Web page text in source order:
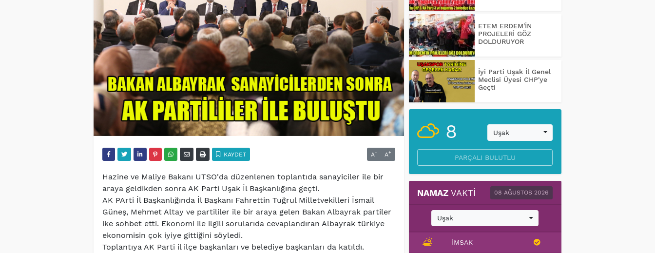
KAYDET A- A+
Hazine ve Maliye Bakanı UTSO'da düzenlenen toplantıda sanayiciler ile bir
araya geldikden sonra AK Parti Uşak İl Başkanlığına geçti.
AK PArti İl Başkanlığında İl Başkanı Fahrettin Tuğrul Milletvekilleri İsmail
Güneş, Mehmet Altay ve partililer ile bir araya gelen Bakan Albayrak partiler
ike sohbet etti. Ekonomi ile ilgili sorularıda cevaplandıran Albayrak türkiye
ekonomisin çok iyiye gittiğini söyledi.
Toplantıya AK Parti il ilçe başkanları ve belediye başkanları da katıldı.
ETEM ERDEM'İN
PROJELERİ GÖZ
DOLDURUYOR
İyi Parti Uşak İl Genel
Meclisi Üyesi CHP'ye
Geçti
8 Uşak
PARÇALI BULUTLU
NAMAZ VAKTI 08 AĞUSTOS 2026
Uşak
İMSAK